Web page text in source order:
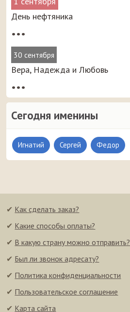
День нефтяника
•••
30 сентября
Вера, Надежда и Любовь
•••
Сегодня именины
Игнатий Сергей Федор
✔ Как сделать заказ?
✔ Какие способы оплаты?
✔ В какую страну можно отправить?
✔ Был ли звонок адресату?
✔ Политика конфиденциальности
✔ Пользовательское соглашение
✔ Карта сайта